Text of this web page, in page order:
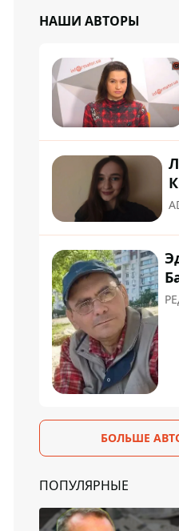
НАШИ АВТОРЫ
БОЛЬШЕ
ПОПУЛЯРНЫЕ